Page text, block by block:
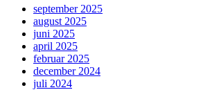
september 2025
august 2025
juni 2025
april 2025
februar 2025
december 2024
juli 2024